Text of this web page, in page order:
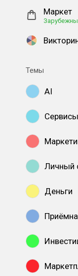
Маркет
Темы
AI
Сервисы
Личный
Деньги